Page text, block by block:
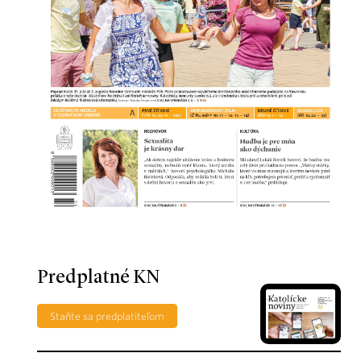
Predplatné KN
Staňte sa predplatiteľom